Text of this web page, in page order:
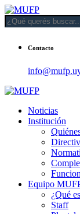
Contacto
Noticias
Institución
Equipo
¿Qué
Staff